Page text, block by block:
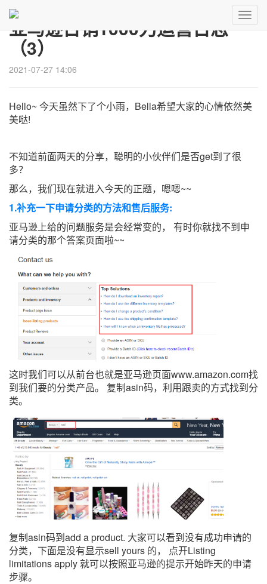
亚马逊日销1000刀运营日志
（3）
2021-07-27 14:06
Hello~ 今天虽然下了个小雨，Bella希望大家的心情依然美
美哒!
不知道前面两天的分享，聪明的小伙伴们是否get到了很
多？
那么，我们现在就进入今天的正题，嗯嗯~~
1.补充一下申请分类的方法和售后服务:
亚马逊上给的问题服务是会经常变的， 有时你就找不到申
请分类的那个答案页面啦~~
这时我们可以从前台也就是亚马逊页面www.amazon.com找
到我们要的分类产品。 复制asin码，利用跟卖的方式找到分
类。
复制asin码到add a product. 大家可以看到没有成功申请的
分类，下面是没有显示sell yours 的， 点开Listing
limitations apply 就可以按照亚马逊的提示开始昨天的申请
步骤。